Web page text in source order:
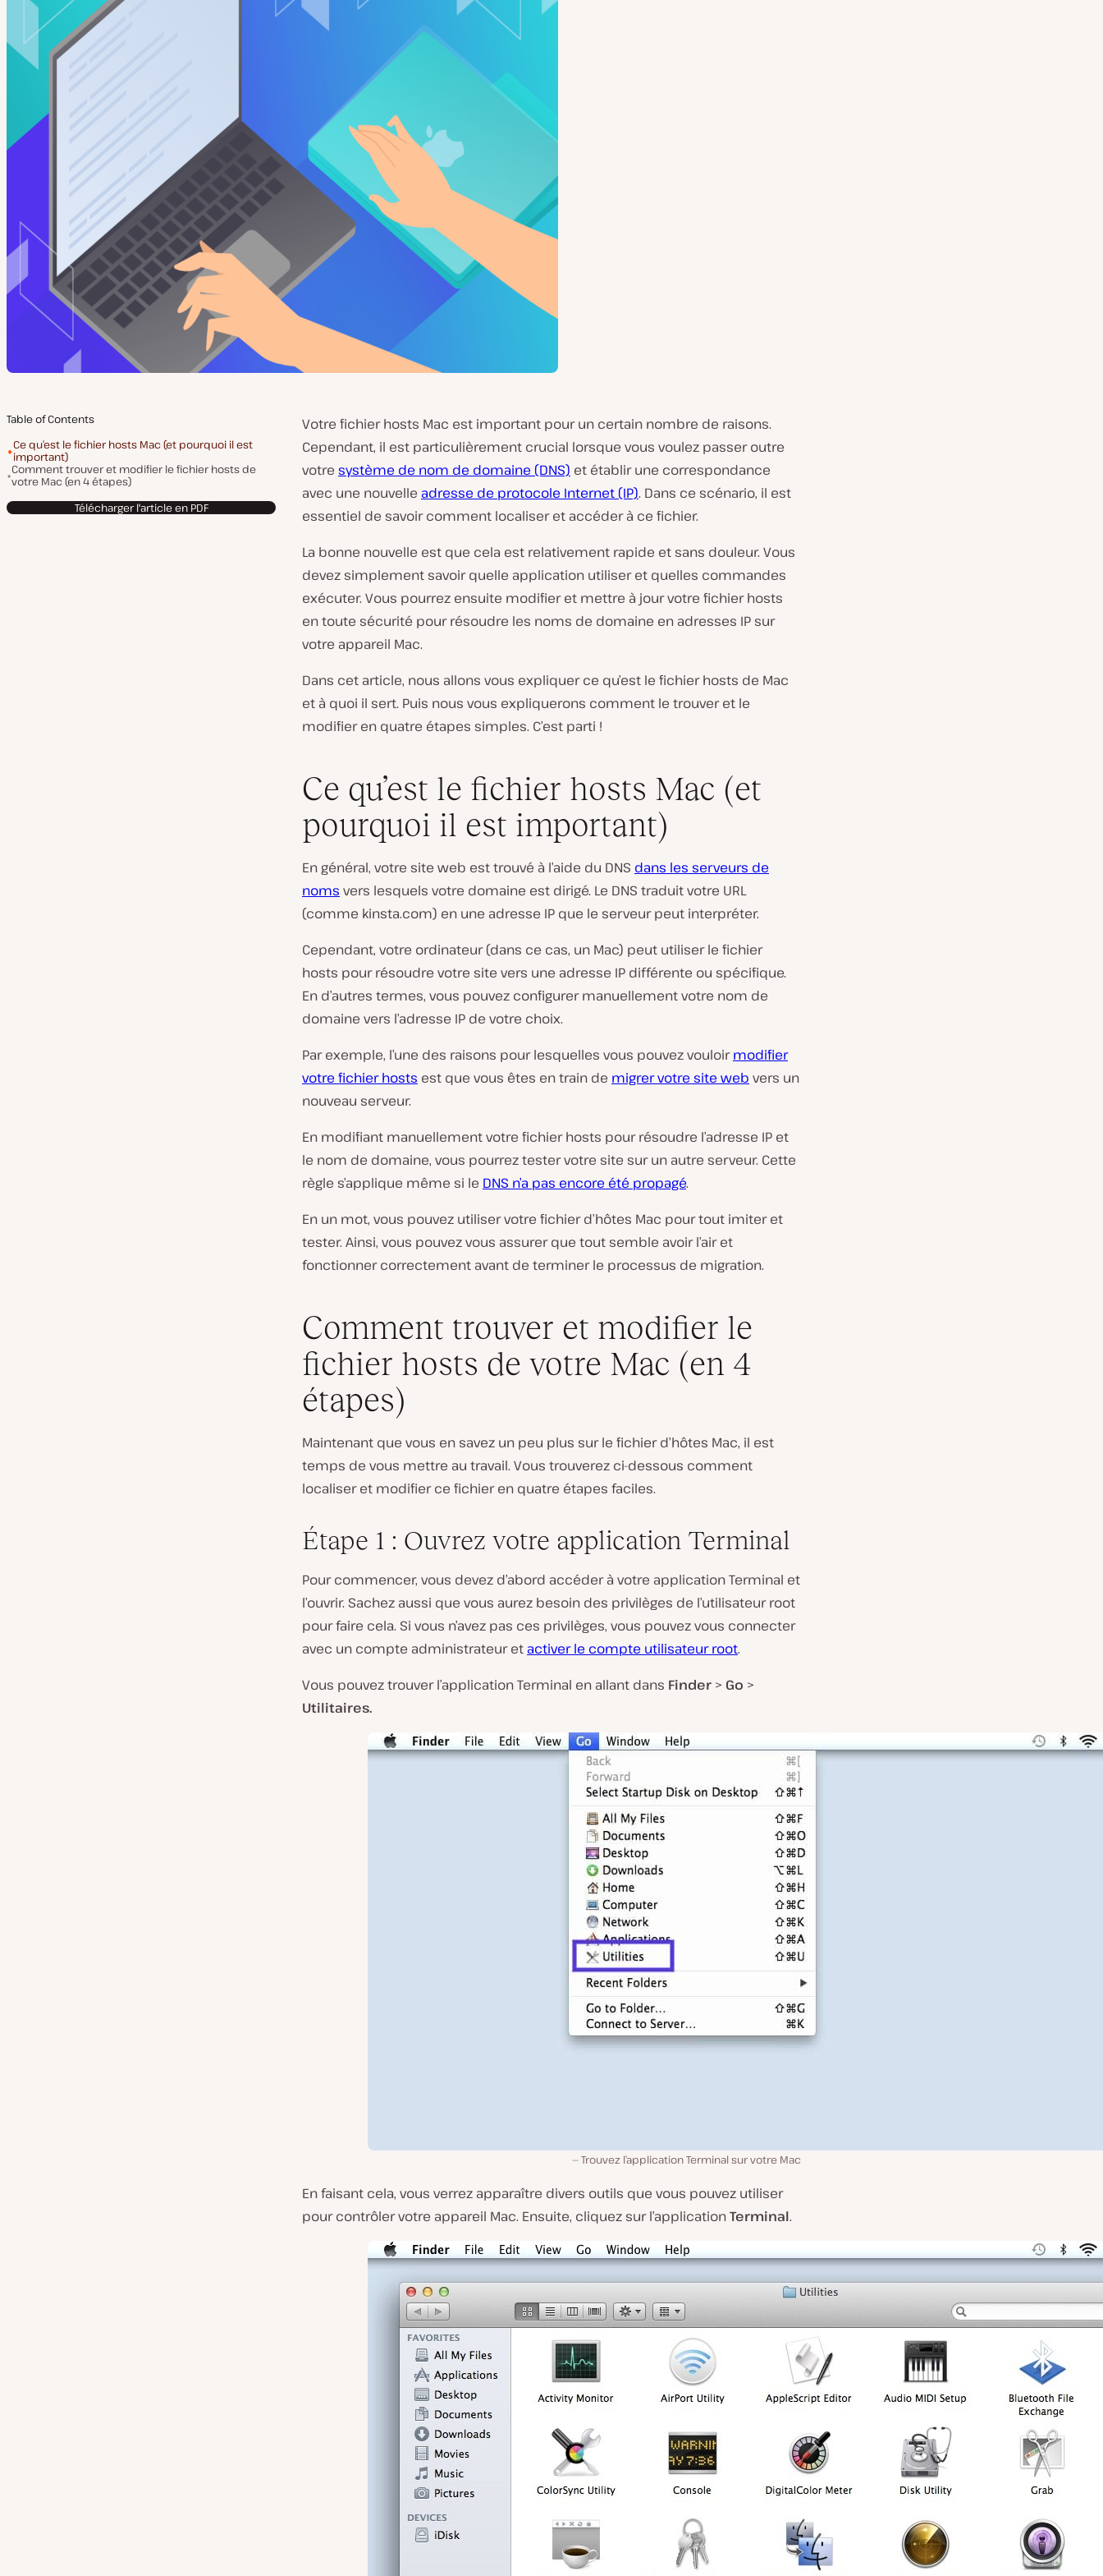
Table of Contents
Ce qu’est le fichier hosts Mac (et pourquoi il est
important)
Comment trouver et modifier le fichier hosts de
votre Mac (en 4 étapes)
Télécharger l'article en PDF
Votre fichier hosts Mac est important pour un certain nombre de raisons.
Cependant, il est particulièrement crucial lorsque vous voulez passer outre
votre système de nom de domaine (DNS) et établir une correspondance
avec une nouvelle adresse de protocole Internet (IP). Dans ce scénario, il est
essentiel de savoir comment localiser et accéder à ce fichier.
La bonne nouvelle est que cela est relativement rapide et sans douleur. Vous
devez simplement savoir quelle application utiliser et quelles commandes
exécuter. Vous pourrez ensuite modifier et mettre à jour votre fichier hosts
en toute sécurité pour résoudre les noms de domaine en adresses IP sur
votre appareil Mac.
Dans cet article, nous allons vous expliquer ce qu’est le fichier hosts de Mac
et à quoi il sert. Puis nous vous expliquerons comment le trouver et le
modifier en quatre étapes simples. C’est parti !
Ce qu’est le fichier hosts Mac (et
pourquoi il est important)
En général, votre site web est trouvé à l’aide du DNS dans les serveurs de
noms vers lesquels votre domaine est dirigé. Le DNS traduit votre URL
(comme kinsta.com) en une adresse IP que le serveur peut interpréter.
Cependant, votre ordinateur (dans ce cas, un Mac) peut utiliser le fichier
hosts pour résoudre votre site vers une adresse IP différente ou spécifique.
En d’autres termes, vous pouvez configurer manuellement votre nom de
domaine vers l’adresse IP de votre choix.
Par exemple, l’une des raisons pour lesquelles vous pouvez vouloirmodifier
votre fichier hosts est que vous êtes en train de migrer votre site web vers un
nouveau serveur.
En modifiant manuellement votre fichier hosts pour résoudre l’adresse IP et
le nom de domaine, vous pourrez tester votre site sur un autre serveur. Cette
règle s’applique même si le DNS n’a pas encore été propagé.
En un mot, vous pouvez utiliser votre fichier d’hôtes Mac pour tout imiter et
tester. Ainsi, vous pouvez vous assurer que tout semble avoir l’air et
fonctionner correctement avant de terminer le processus de migration.
Comment trouver et modifier le
fichier hosts de votre Mac (en 4
étapes)
Maintenant que vous en savez un peu plus sur le fichier d’hôtes Mac, il est
temps de vous mettre au travail. Vous trouverez ci-dessous comment
localiser et modifier ce fichier en quatre étapes faciles.
Étape 1 : Ouvrez votre application Terminal
Pour commencer, vous devez d’abord accéder à votre application Terminal et
l’ouvrir. Sachez aussi que vous aurez besoin des privilèges de l’utilisateur root
pour faire cela. Si vous n’avez pas ces privilèges, vous pouvez vous connecter
avec un compte administrateur et activer le compte utilisateur root.
Vous pouvez trouver l’application Terminal en allant dans Finder > Go >
Utilitaires.
Trouvez l’application Terminal sur votre Mac
En faisant cela, vous verrez apparaître divers outils que vous pouvez utiliser
pour contrôler votre appareil Mac. Ensuite, cliquez sur l’applicationTerminal.